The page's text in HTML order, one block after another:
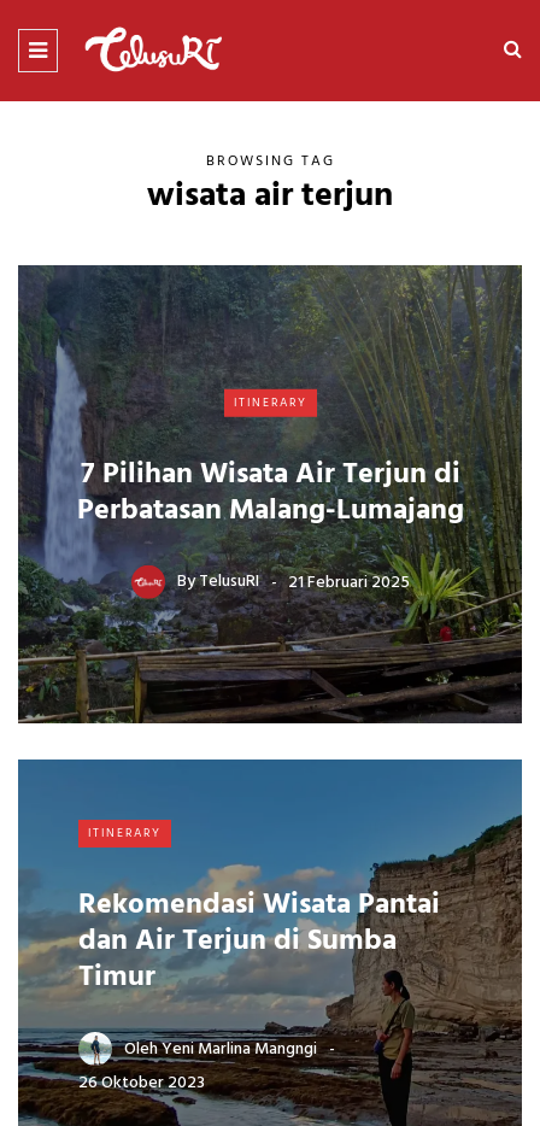
BROWSING TAG
wisata air terjun
ITINERARY
7 Pilihan Wisata Air Terjun di
Perbatasan Malang-Lumajang
ByTelusuRI 21 Februari 2025
ITINERARY
Rekomendasi Wisata Pantai
dan Air Terjun di Sumba
Timur
OlehYeni Marlina Mangngi
26 Oktober 2023